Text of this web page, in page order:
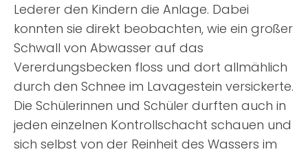
Lederer den Kindern die Anlage. Dabei
konnten sie direkt beobachten, wie ein großer
Schwall von Abwasser auf das
Vererdungsbecken floss und dort allmählich
durch den Schnee im Lavagestein versickerte.
Die Schülerinnen und Schüler durften auch in
jeden einzelnen Kontrollschacht schauen und
sich selbst von der Reinheit des Wassers im